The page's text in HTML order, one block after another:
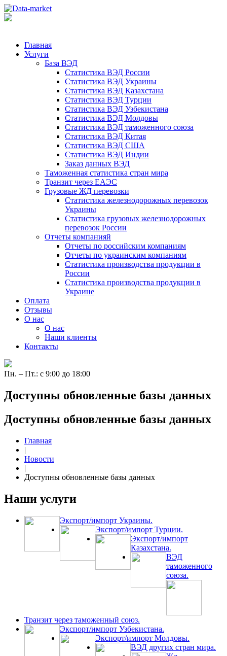
Главная
Услуги
База ВЭД
Статистика ВЭД России
Статистика ВЭД Украины
Статистика ВЭД Казахстана
Статистика ВЭД Турции
Статистика ВЭД Узбекистана
Статистика ВЭД Молдовы
Статистика ВЭД таможенного союза
Статистика ВЭД Китая
Статистика ВЭД США
Статистика ВЭД Индии
Заказ данных ВЭД
Таможенная статистика стран мира
Транзит через ЕАЭС
Грузовые ЖД перевозки
Статистика железнодорожных перевозок
Украины
Статистика грузовых железнодорожных
перевозок России
Отчеты компанияй
Отчеты по российским компаниям
Отчеты по украинским компаниям
Статистика производства продукции в
России
Статистика производства продукции в
Украине
Оплата
Отзывы
О нас
О нас
Наши клиенты
Контакты
Пн. – Пт.: с 9:00 до 18:00
Доступны обновленные базы данных
Доступны обновленные базы данных
Главная
|
Новости
|
Доступны обновленные базы данных
Наши услуги
Экспорт/импорт Украины.
Экспорт/импорт Турции.
Экспорт/импорт
Казахстана.
ВЭД
таможенного
союза.
Транзит через таможенный союз.
Экспорт/импорт Узбекистана.
Экспорт/импорт Молдовы.
ВЭД других стран мира.